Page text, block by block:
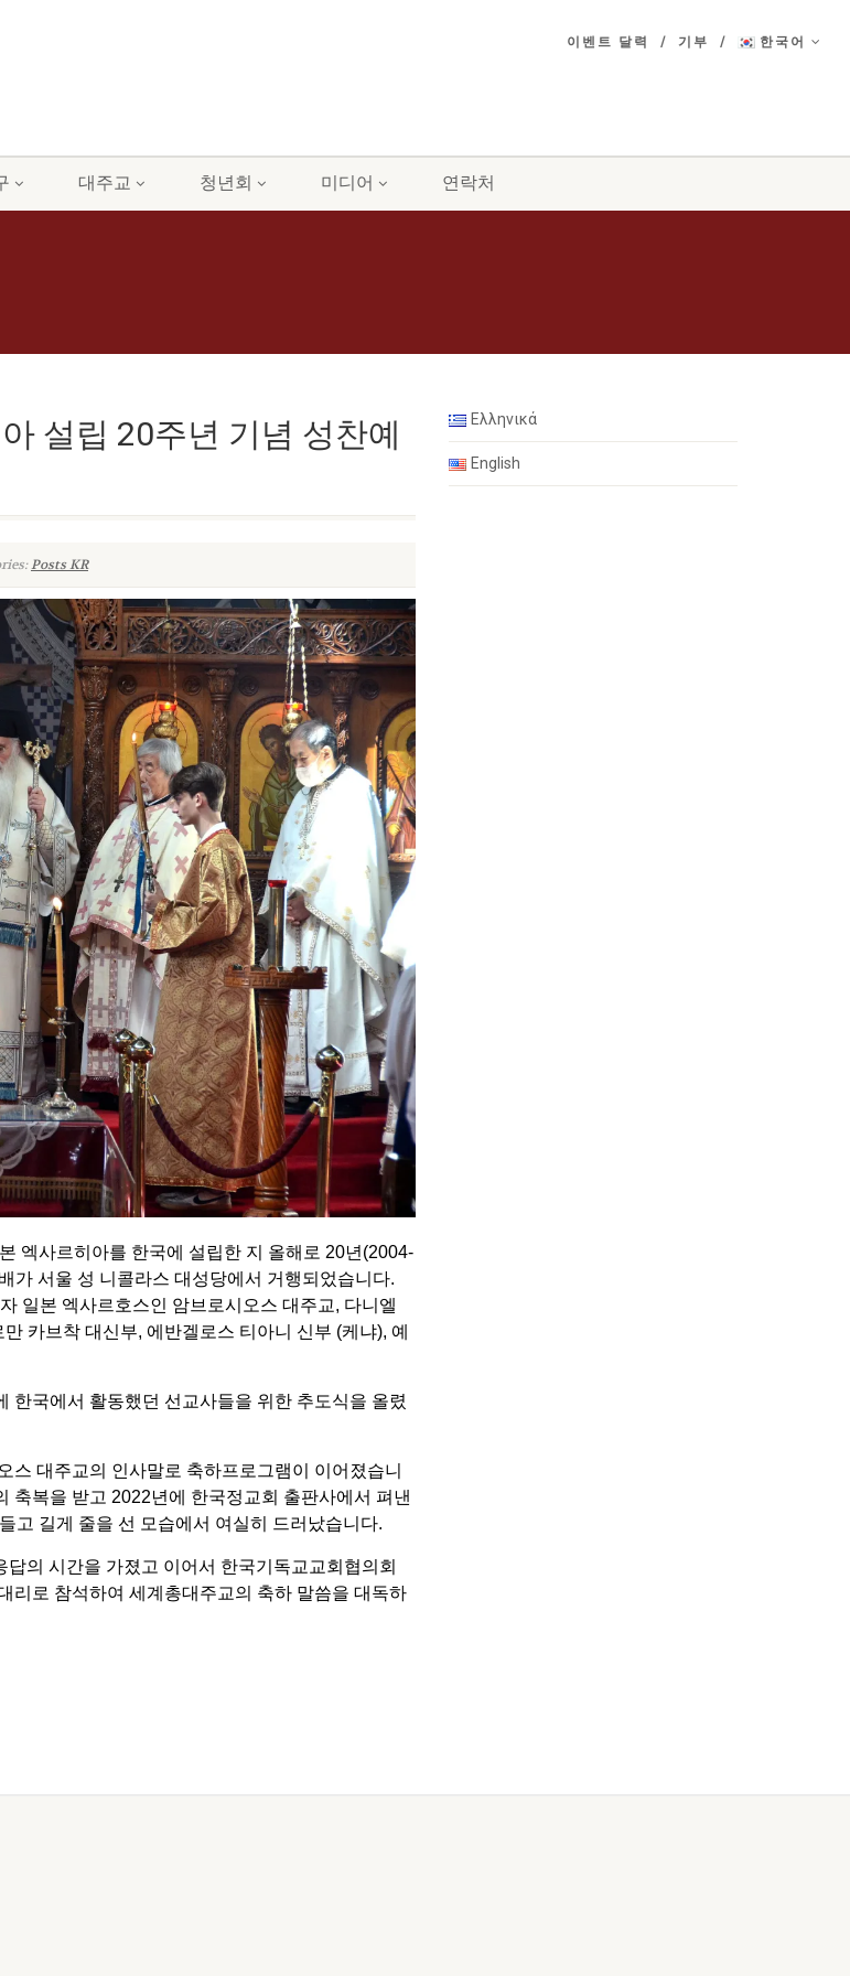
이벤트 달력 기부 한국어
대주교 청년회 미디어 연락처
설립 20주년 기념 성찬예
Posts KR
엑사르히아를 한국에 설립한 지 올해로 20년(2004-
가 서울 성 니콜라스 대성당에서 거행되었습니다.
일본 엑사르호스인 암브로시오스 대주교, 다니엘
카브착 대신부, 에반겔로스 티아니 신부 (케냐), 예
한국에서 활동했던 선교사들을 위한 추도식을 올렸
스 대주교의 인사말로 축하프로그램이 이어졌습니
축복을 받고 2022년에 한국정교회 출판사에서 펴낸
고 길게 줄을 선 모습에서 여실히 드러났습니다.
의 시간을 가졌고 이어서 한국기독교교회협의회
리로 참석하여 세계총대주교의 축하 말씀을 대독하
Ελληνικά
English